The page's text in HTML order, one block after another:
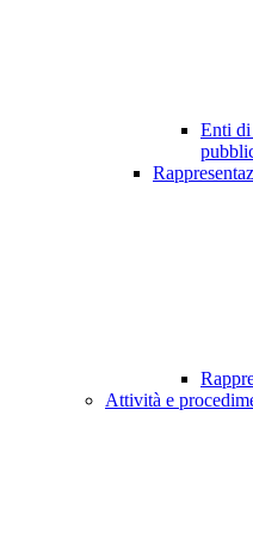
Enti
Attività e